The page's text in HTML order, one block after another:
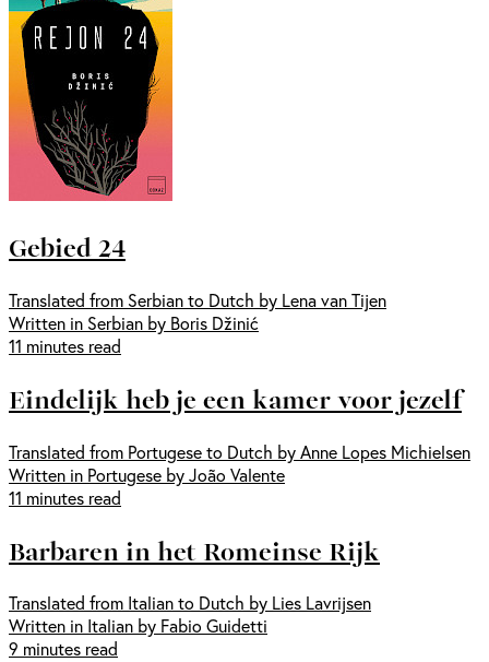
Gebied 24
Translated from Serbian to Dutch by Lena van Tijen
Written in Serbian by Boris Džinić
11 minutes read
Eindelijk heb je een kamer voor jezelf
Translated from Portugese to Dutch by Anne Lopes Michielsen
Written in Portugese by João Valente
11 minutes read
Barbaren in het Romeinse Rijk
Translated from Italian to Dutch by Lies Lavrijsen
Written in Italian by Fabio Guidetti
9 minutes read